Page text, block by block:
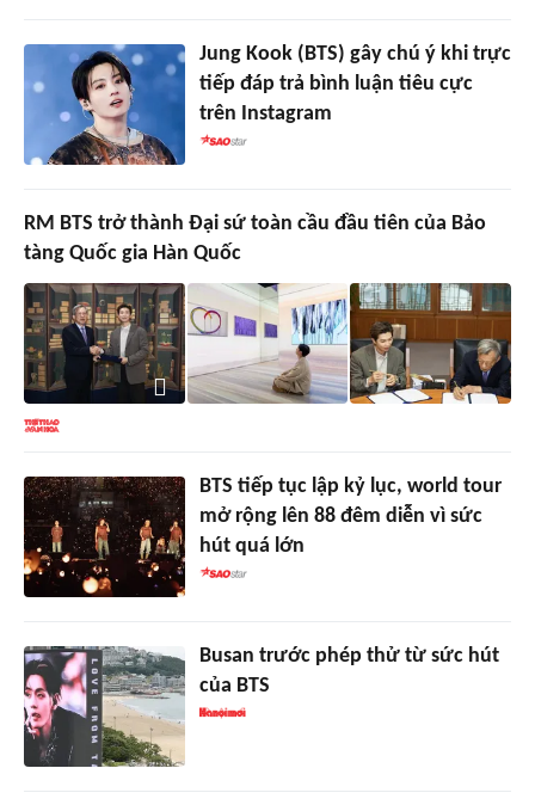
Jung Kook (BTS) gây chú ý khi trực
tiếp đáp trả bình luận tiêu cực
trên Instagram
RM BTS trở thành Đại sứ toàn cầu đầu tiên của Bảo
tàng Quốc gia Hàn Quốc
BTS tiếp tục lập kỷ lục, world tour
mở rộng lên 88 đêm diễn vì sức
hút quá lớn
Busan trước phép thử từ sức hút
của BTS